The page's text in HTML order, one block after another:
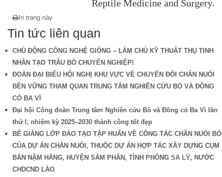
Reptile Medicine and Surgery.
In trang này
Tin tức liên quan
CHỦ ĐỘNG CÔNG NGHỆ GIỐNG – LÀM CHỦ KỸ THUẬT THỤ TINH
NHÂN TẠO TRÂU BÒ CHUYÊN NGHIỆP!
ĐOÀN ĐẠI BIỂU HỘI NGHỊ KHU VỰC VỀ CHUYỂN ĐỔI CHĂN NUÔI
BỀN VỮNG THAM QUAN TRUNG TÂM NGHIÊN CỨU BÒ VÀ ĐỒNG
CỎ BA VÌ
Đại hội Công đoàn Trung tâm Nghiên cứu Bò và Đồng cỏ Ba Vì lần
thứ I, nhiệm kỳ 2025–2030 thành công tốt đẹp
BẾ GIẢNG LỚP ĐÀO TẠO TẬP HUẤN VỀ CÔNG TÁC CHĂN NUÔI BÒ
CỦA DỰ ÁN CHĂN NUÔI, THUỘC DỰ ÁN HỢP TÁC XÂY DỰNG CỤM
BẢN NẬM HẰNG, HUYỆN SẲM PHĂN, TỈNH PHÔNG SA LỲ, NƯỚC
CHDCND LÀO